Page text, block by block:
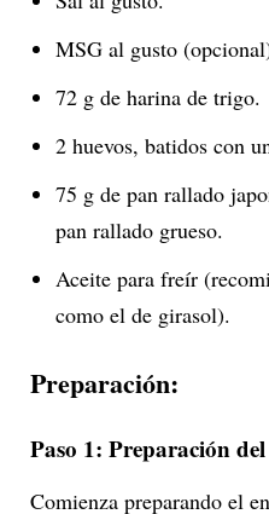
MSG al gusto
72 g de harina de trigo.
2 huevos, batidos con
75 g de pan rallado
pan rallado grueso.
Aceite para freír
como el de girasol).
Preparación:
Paso 1: Preparación
Comienza preparando el